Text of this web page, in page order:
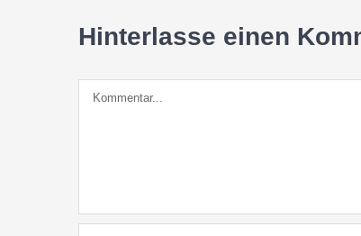
Hinterlasse einen
Kommentar